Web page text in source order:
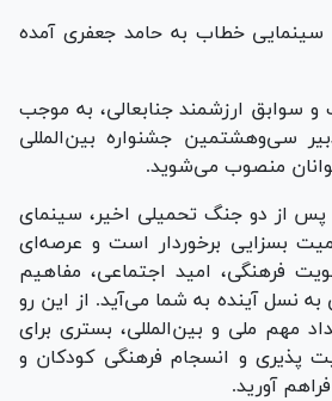
خطاب به حامد جعفری آمده
سوابق ارزشمند جنابعالی، به موجب
سی‌وهشتمین جشنواره بین‌المللی
منصوب می‌شوید.
پس از دو جنگ تحمیلی اخیر، سینمای
بسزایی برخوردار است و عرصه‌ای
فرهنگی، امید اجتماعی، مفاهیم
نسل آینده به شما می‌آید. از این رو
مهم ملی و بین‌المللی، بستری برای
پذیری و انسجام فرهنگی کودکان و
آورید.